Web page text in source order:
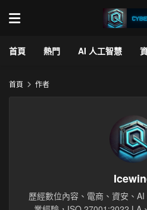
首頁 熱門 AI 人工智慧
首頁 作者
歷經數位內容、電商、資安、